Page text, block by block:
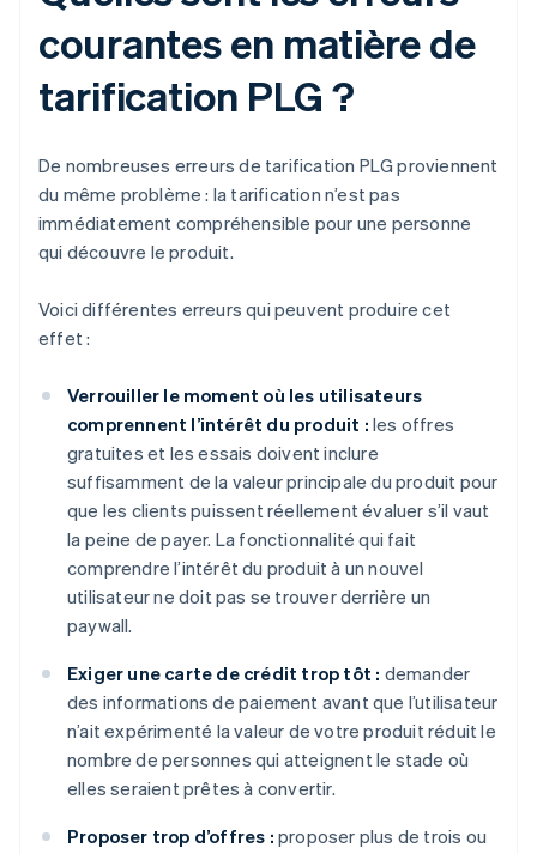
courantes en matière de
tarification PLG ?
De nombreuses erreurs de tarification PLG proviennent
du même problème : la tarification n’est pas
immédiatement compréhensible pour une personne
qui découvre le produit.
Voici différentes erreurs qui peuvent produire cet
effet :
Verrouiller le moment où les utilisateurs
comprennent l’intérêt du produit : les offres
gratuites et les essais doivent inclure
suffisamment de la valeur principale du produit pour
que les clients puissent réellement évaluer s’il vaut
la peine de payer. La fonctionnalité qui fait
comprendre l’intérêt du produit à un nouvel
utilisateur ne doit pas se trouver derrière un
paywall.
Exiger une carte de crédit trop tôt : demander
des informations de paiement avant que l’utilisateur
n’ait expérimenté la valeur de votre produit réduit le
nombre de personnes qui atteignent le stade où
elles seraient prêtes à convertir.
Proposer trop d’offres : proposer plus de trois ou